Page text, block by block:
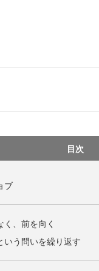
目次
ブ
く、前を向く
いう問いを繰り返す